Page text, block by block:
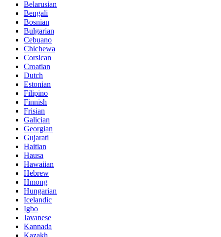
Belarusian
Bengali
Bosnian
Bulgarian
Cebuano
Chichewa
Corsican
Croatian
Dutch
Estonian
Filipino
Finnish
Frisian
Galician
Georgian
Gujarati
Haitian
Hausa
Hawaiian
Hebrew
Hmong
Hungarian
Icelandic
Igbo
Javanese
Kannada